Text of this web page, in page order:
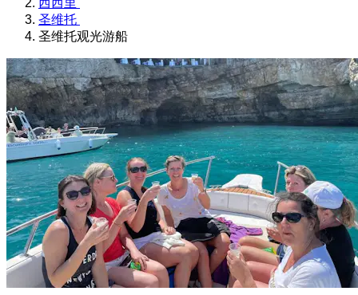
西西里
圣维托
圣维托观光游船